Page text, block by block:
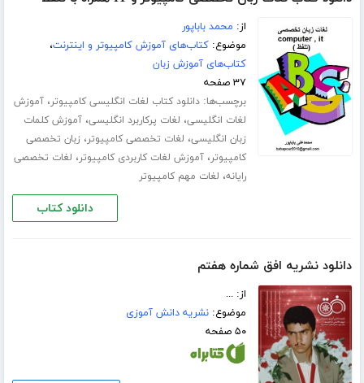
از: محمد باباپور
موضوع:کتاب‌های آموزش کامپیوتر و اینترنت،
کتاب‌های آموزش زبان
۳۷ صفحه
برچسب‌ها:دانلود کتاب لغات انگلیسی کامپیوتر،آموزش
لغات انگلیسی، لغات پرکاربرد انگلیسی،آموزش کلمات
زبان انگلیسی، لغات تخصصی کامپیوتر، زبان تخصصی
کامپیوتر،آموزش لغات کاربردی کامپیوتر، لغات تخصصی
رایانه، لغات مهم کامپیوتر
دانلود کتاب
دانلود نشریه افق شماره هفتم
از: ...
موضوع:نشریه دانش آموزی
۵۰ صفحه